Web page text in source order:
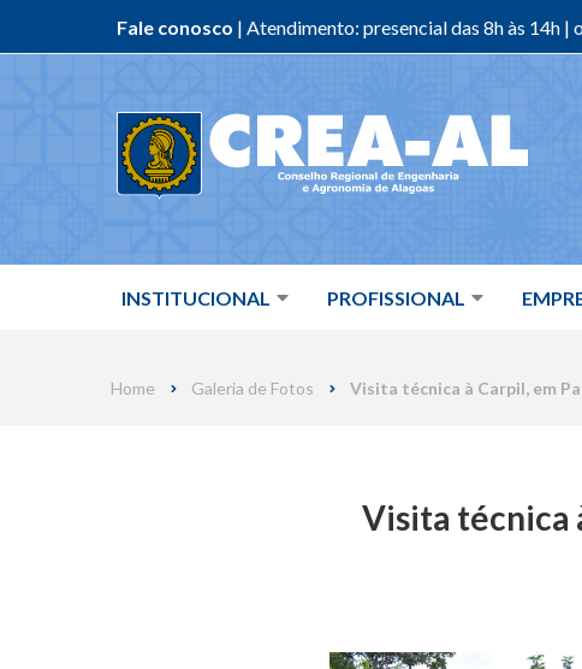
Fale conosco | Atendimento: presencial das 8h às 14h |
INSTITUCIONAL PROFISSIONAL
Home Galeria de Fotos Visita técnica à Carpil, em
Visita técnica